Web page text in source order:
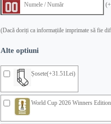
(Dacă doriți ca informațiile imprimate să fie
Alte optiuni
Șosete(+31.51Lei)
World Cup 2026 Winners